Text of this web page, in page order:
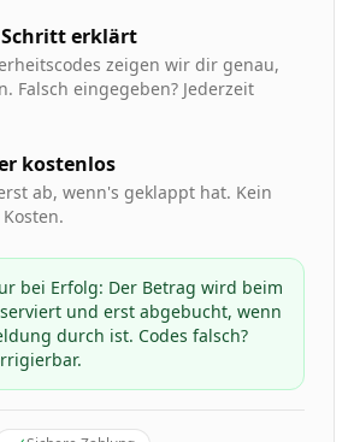
erklärt
zeigen wir dir genau,
Falsch eingegeben? Jederzeit
kostenlos
ab, wenn's geklappt hat. Kein
bei Erfolg: Der Betrag wird beim
und erst abgebucht, wenn
durch ist. Codes falsch?